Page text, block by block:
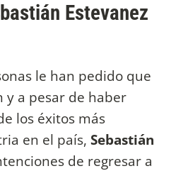
Estevanez
le han pedido que
y a pesar de haber
los éxitos más
en el país, Sebastián
de regresar a